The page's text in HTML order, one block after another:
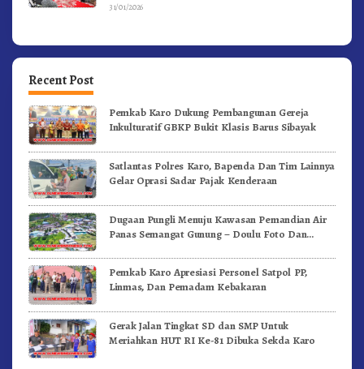
31/01/2026
Recent Post
Pemkab Karo Dukung Pembangunan Gereja
Inkulturatif GBKP Bukit Klasis Barus Sibayak
Satlantas Polres Karo, Bapenda Dan Tim Lainnya
Gelar Oprasi Sadar Pajak Kenderaan
Dugaan Pungli Menuju Kawasan Pemandian Air
Panas Semangat Gunung – Doulu Foto Dan
Pemkab Karo Apresiasi Personel Satpol PP,
Linmas, Dan Pemadam Kebakaran
Gerak Jalan Tingkat SD dan SMP Untuk
Meriahkan HUT RI Ke-81 Dibuka Sekda Karo